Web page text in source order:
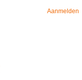
Aanmelden